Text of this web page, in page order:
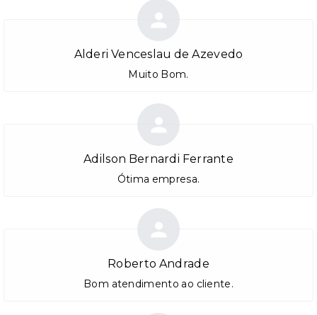
Alderi Venceslau de Azevedo
Muito Bom.
Adilson Bernardi Ferrante
Ótima empresa.
Roberto Andrade
Bom atendimento ao cliente.